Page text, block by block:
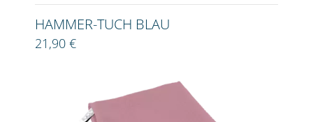
HAMMER-TUCH BLAU
21,90 €